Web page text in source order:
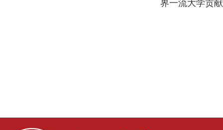
界一流大学贡